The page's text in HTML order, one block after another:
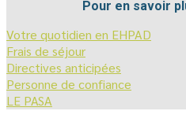
Pour en savoir
Votre quotidien en EHPAD
Frais de séjour
Directives anticipées
Personne de confiance
LE PASA